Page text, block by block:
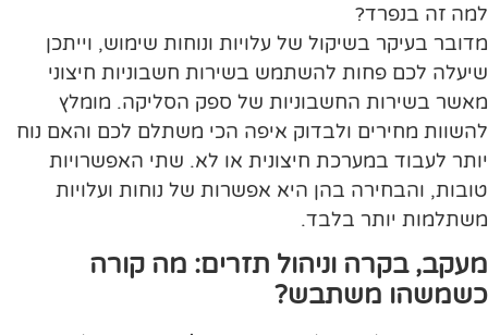
למה זה בנפרד?
מדובר בעיקר בשיקול של עלויות ונוחות שימוש, וייתכן
שיעלה לכם פחות להשתמש בשירות חשבוניות חיצוני
מאשר בשירות החשבוניות של ספק הסליקה. מומלץ
להשוות מחירים ולבדוק איפה הכי משתלם לכם והאם נוח
יותר לעבוד במערכת חיצונית או לא. שתי האפשרויות
טובות, והבחירה בהן היא אפשרות של נוחות ועלויות
משתלמות יותר בלבד.
מעקב, בקרה וניהול תזרים: מה קורה
כשמשהו משתבש?